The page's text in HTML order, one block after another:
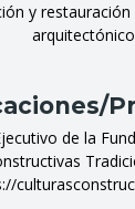
y
arquitectónico
de la